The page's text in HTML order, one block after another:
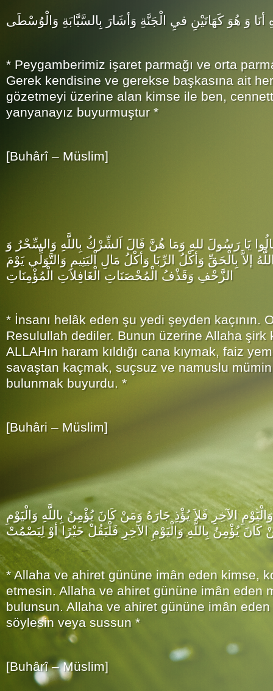
أنَا وَ هُوَ كَهَاتَيْنِ فيِ الْجَنَّةِ وَأشَارَ بِالسَّبَّابَةِ وَالْوُسْطَى
* Peygamberimiz işaret parmağı ve orta
Gerek kendisine ve gerekse başkasına ait
gözetmeyi üzerine alan kimse ile ben,
yanyanayız buyurmuştur *
[Buhârî – Müslim]
يَا رَسُولَ للهِ وَمَا هُنَّ قَالَ اَلشِّرْكُ بِاللَّهِ وَالسِّحْرُ وَ
إلاَّ بِالْحَقِّ وَأكْلُ الرِّبَا وَأكْلُ مَالِ اْليَتِيمِ وَالتَّوَلِّي يَوْمَ
الزَّحْفِ وَقَذْفُ الْمُحْصَنَاتِ الْغَافِلاَتِ الْمُؤْمِنَاتِ
* İnsanı helâk eden şu yedi şeyden kaçının.
Resulullah dediler. Bunun üzerine Allaha şirk
ALLAHın haram kıldığı cana kıymak, faiz
savaştan kaçmak, suçsuz ve namuslu
bulunmak buyurdu. *
[Buhâri – Müslim]
الآخِرِ فَلاَ يُؤْذِ جَارَهُ وَمَنْ كَانَ يُؤْمِنُ بِاللَّهِ وَالْيَوْمِ
يُؤْمِنُ بِاللَّهِ وَالْيَوْمِ الآخِرِ فَلْيَقُلْ خَيْرًا أوْ لِيَصْمُتْ
* Allaha ve ahiret gününe imân eden kimse,
etmesin. Allaha ve ahiret gününe imân eden
bulunsun. Allaha ve ahiret gününe imân eden
söylesin veya sussun *
[Buhârî – Müslim]